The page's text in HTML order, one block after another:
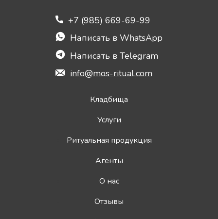
+7 (985) 669-69-99
Написать в WhatsApp
Написать в Telegram
info@mos-ritual.com
Кладбища
Услуги
Ритуальная продукция
Агенты
О нас
Отзывы